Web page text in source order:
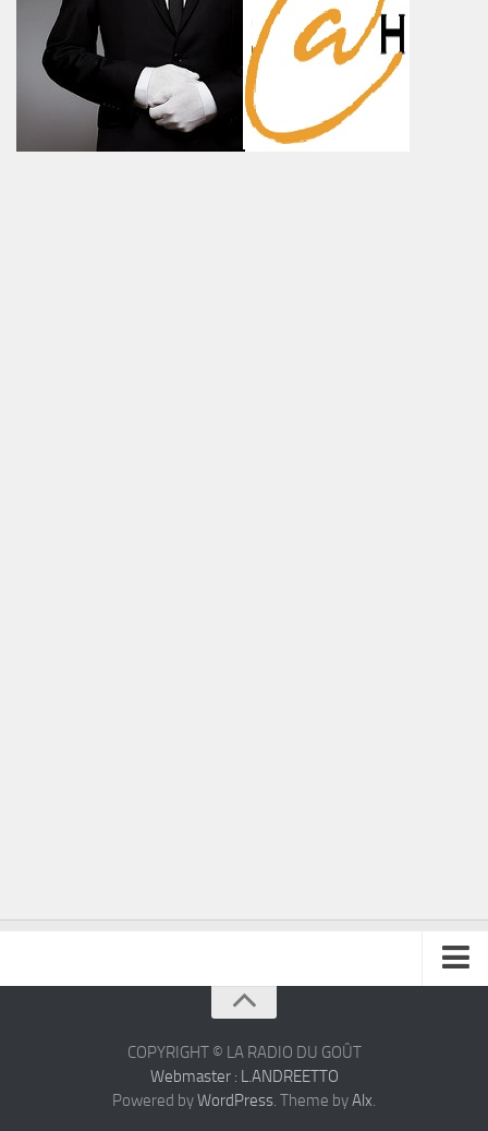
COPYRIGHT © LA RADIO DU GOÛT
Webmaster : L.ANDREETTO
Powered byWordPress. Theme byAlx.